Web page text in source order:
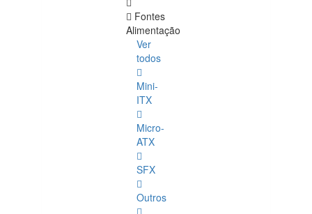
Fontes
Alimentação
Ver
todos
Mini-
ITX
Micro-
ATX
SFX
Outros